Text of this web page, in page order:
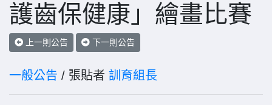
護齒保健康」繪畫比賽
上一則公告 下一則公告
一般公告 / 張貼者 訓育組長